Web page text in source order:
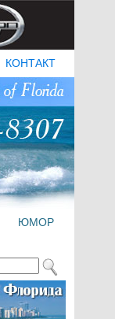
КОНТАКТ
ЮМОР